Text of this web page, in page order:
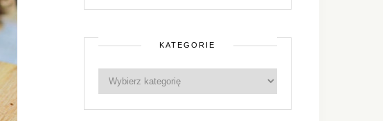
KATEGORIE